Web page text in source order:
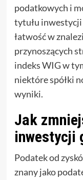
podatkowych i
tytułu inwestycji
łatwość w
przynoszących
indeks WIG w
niektóre spółki
wyniki.
Jak
inwestycji
Podatek od
znany jako